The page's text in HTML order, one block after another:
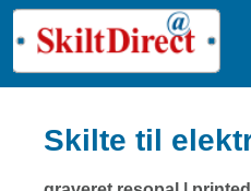
Skilte til